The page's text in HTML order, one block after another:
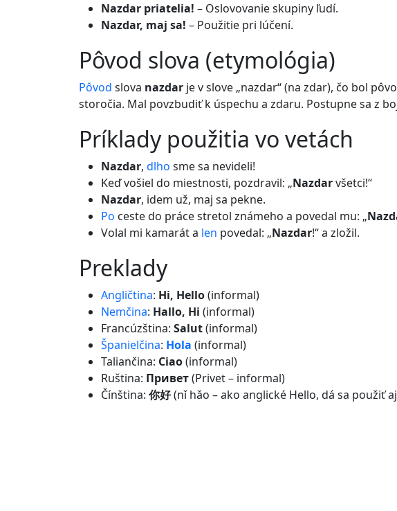
Nazdar priatelia! – Oslovovanie skupiny ľudí.
Nazdar, maj sa! – Použitie pri lúčení.
pôvod slova (etymológia)
Pôvod slova nazdar je v slove „nazdar“ (na zdar), čo bol
storočia. Mal povzbudiť k úspechu a zdaru. Postupne sa z
príklady použitia vo vetách
Nazdar, dlho sme sa nevideli!
Keď vošiel do miestnosti, pozdravil: „Nazdarvšetci!“
Nazdar, idem už, maj sa pekne.
Po ceste do práce stretol známeho a povedal mu: „
Volal mi kamarát a len povedal: „Nazdar!“ a zložil.
preklady
Angličtina: Hi, Hello(informal)
Nemčina: Hallo, Hi (informal)
Francúzština: Salut(informal)
Španielčina: Hola (informal)
Taliančina: Ciao(informal)
Ruština: Привет(Privet – informal)
Čínština: 你好(nǐ hǎo – ako anglické Hello, dá sa použiť